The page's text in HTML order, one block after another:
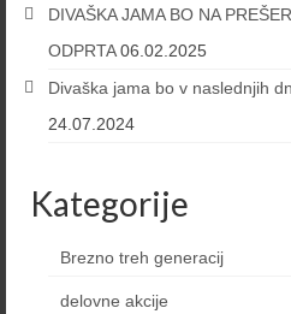
DIVAŠKA JAMA BO NA
ODPRTA 06.02.2025
Divaška jama bo v naslednjih
24.07.2024
Kategorije
Brezno treh generacij
delovne akcije